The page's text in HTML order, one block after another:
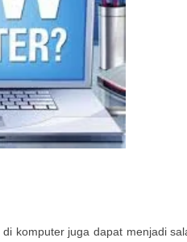
komputer juga dapat menjadi